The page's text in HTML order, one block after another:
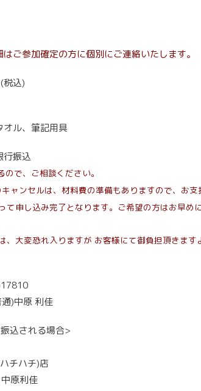
ご参加確定の方に個別にご連絡いたします。
税込)
オル、筆記用具
行振込
ので、ご相談ください。
ャンセルは、材料費の準備もありますので、お支
申し込み完了となります。 ご希望の方はお早め
大変恐れ入りますが お客様にて御負担頂きます
)中原 利佳
込される場合>
チハチ)店
原利佳